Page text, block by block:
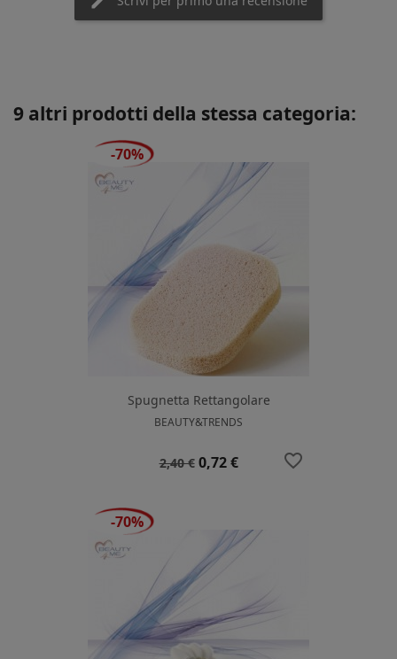
9 altri prodotti della stessa categoria:
Spugnetta Rettangolare
BEAUTY&TRENDS
Prezzo
2,40 € Prezzo
0,72 €
-70%
favorite_border
-70%